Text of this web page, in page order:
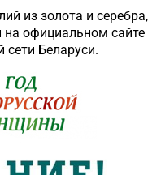
из золота и серебра,
на официальном сайте
Беларуси.